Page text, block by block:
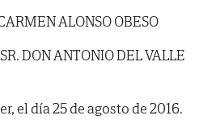
ALONSO OBESO
DON ANTONIO DEL VALLE
el día 25 de agosto de 2016.